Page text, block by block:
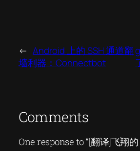
← Android 上的 SSH 通道翻
墙利器：Connectbot
Comments
One response to “[翻译]飞翔的